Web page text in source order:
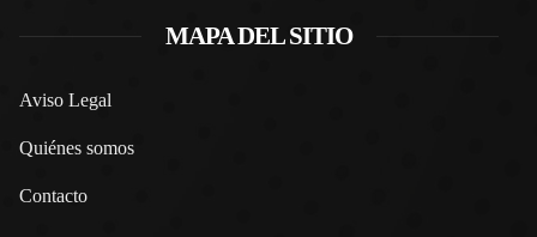
MAPA DEL SITIO
Aviso Legal
Quiénes somos
Contacto